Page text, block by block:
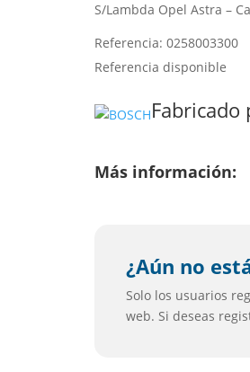
S/Lambda Opel Astra –
Referencia: 0258003300
Referencia disponible
Fabricado
Más información:
¿Aún no
Solo los usuarios
web. Si deseas